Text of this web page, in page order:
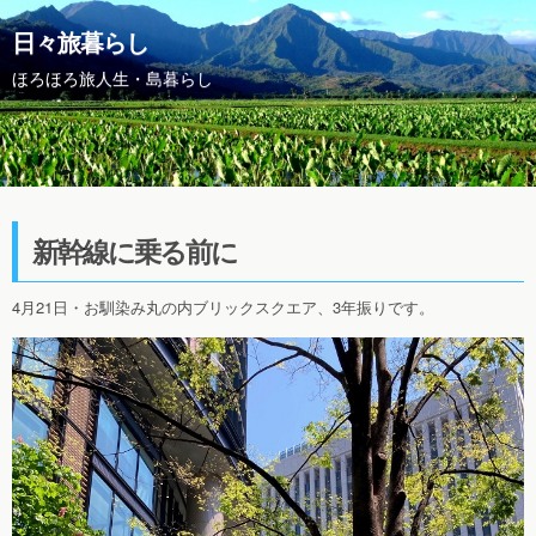
日々旅暮らし
ほろほろ旅人生・島暮らし
新幹線に乗る前に
4月21日・お馴染み丸の内ブリックスクエア、3年振りです。